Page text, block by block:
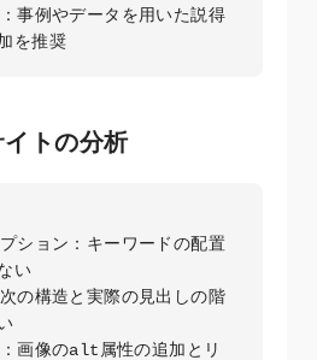
事例やデータを用いた説得
を推奨
トの分析
ション：キーワードの配置
い
の構造と実際の見出しの階
画像のalt属性の追加とリ